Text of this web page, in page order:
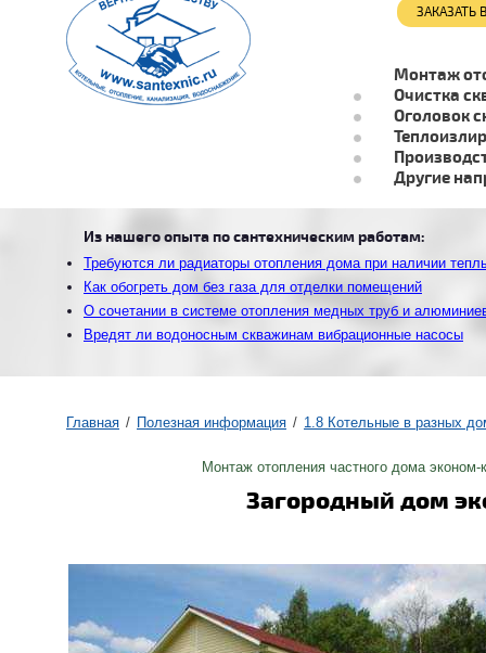
Главная Полезная информация 1.8 Котельные в разных
Монтаж отопления частного дома
Загородный дом
Монтаж
Очистка
Оголовок
Другие
Из нашего опыта по сантехническим работам:
Требуются ли радиаторы отопления дома при наличии
Как обогреть дом без газа для отделки помещений
О сочетании в системе отопления медных труб и
Вредят ли водоносным скважинам вибрационные насосы